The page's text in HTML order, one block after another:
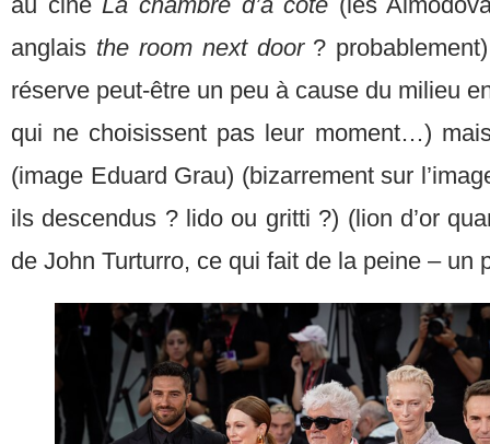
anglais the room next door ?
réserve peut-être un peu à cause du milieu
qui ne choisissent pas leur moment…)
(image Eduard Grau) (bizarrement sur
ils descendus ? lido ou gritti ?) (lion d’or
de John Turturro, ce qui fait de la peine – un